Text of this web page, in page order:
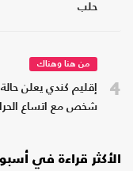
حلب
4
من هنا وهناك
شخص مع اتساع
الأكثر قراءة في